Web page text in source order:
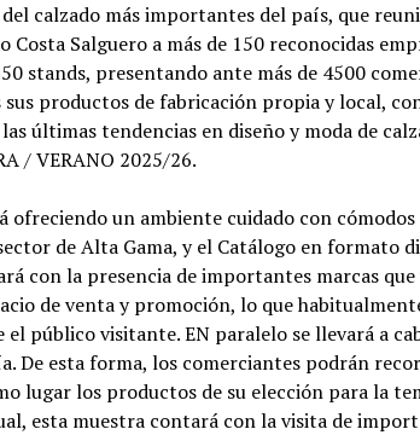
calzado más importantes del país, que
Costa Salguero a más de 150 reconocidas
stands, presentando ante más de 4500
productos de fabricación propia y local,
últimas tendencias en diseño y moda de
/ VERANO 2025/26.
ofreciendo un ambiente cuidado con cómodos
de Alta Gama, y el Catálogo en formato
con la presencia de importantes marcas que
de venta y promoción, lo que
público visitante. EN paralelo se llevará a
De esta forma, los comerciantes podrán
lugar los productos de su elección para la
esta muestra contará con la visita de